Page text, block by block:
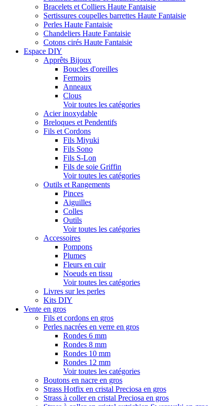
Bracelets et Colliers Haute Fantaisie
Sertissures coupelles barrettes Haute Fantaisie
Perles Haute Fantaisie
Chandeliers Haute Fantaisie
Cotons cirés Haute Fantaisie
Espace DIY
Apprêts Bijoux
Boucles d'oreilles
Fermoirs
Anneaux
Clous
Voir toutes les catégories
Acier inoxydable
Breloques et Pendentifs
Fils et Cordons
Fils Miyuki
Fils Sono
Fils S-Lon
Fils de soie Griffin
Voir toutes les catégories
Outils et Rangements
Pinces
Aiguilles
Colles
Outils
Voir toutes les catégories
Accessoires
Pompons
Plumes
Fleurs en cuir
Noeuds en tissu
Voir toutes les catégories
Livres sur les perles
Kits DIY
Vente en gros
Fils et cordons en gros
Perles nacrées en verre en gros
Rondes 6 mm
Rondes 8 mm
Rondes 10 mm
Rondes 12 mm
Voir toutes les catégories
Boutons en nacre en gros
Strass Hotfix en cristal Preciosa en gros
Strass à coller en cristal Preciosa en gros